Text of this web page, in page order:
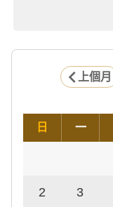
上個月
日 一
2 3